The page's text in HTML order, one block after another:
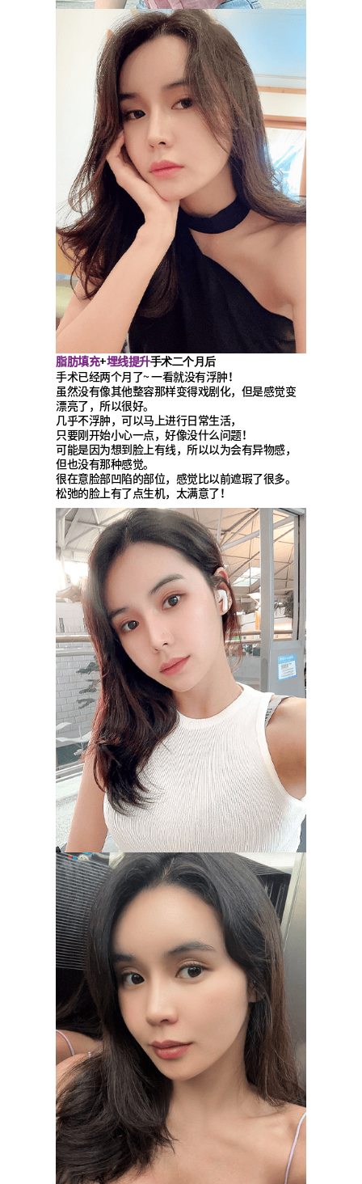
脂肪填充+埋线提升手术二个月后
手术已经两个月了~ 一看就没有浮肿！
虽然没有像其他整容那样变得戏剧化，但是感觉变
漂亮了，所以很好。
几乎不浮肿，可以马上进行日常生活，
只要刚开始小心一点，好像没什么问题！
可能是因为想到脸上有线，所以以为会有异物感，
但也没有那种感觉。
很在意脸部凹陷的部位，感觉比以前遮瑕了很多。
松弛的脸上有了点生机，太满意了！